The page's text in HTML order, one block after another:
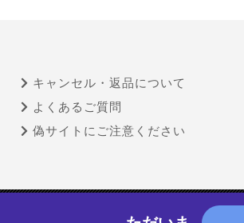
キャンセル・返品について
よくあるご質問
偽サイトにご注意ください